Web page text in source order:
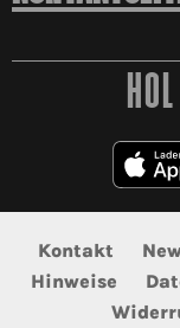
Kontakt
Hinweise